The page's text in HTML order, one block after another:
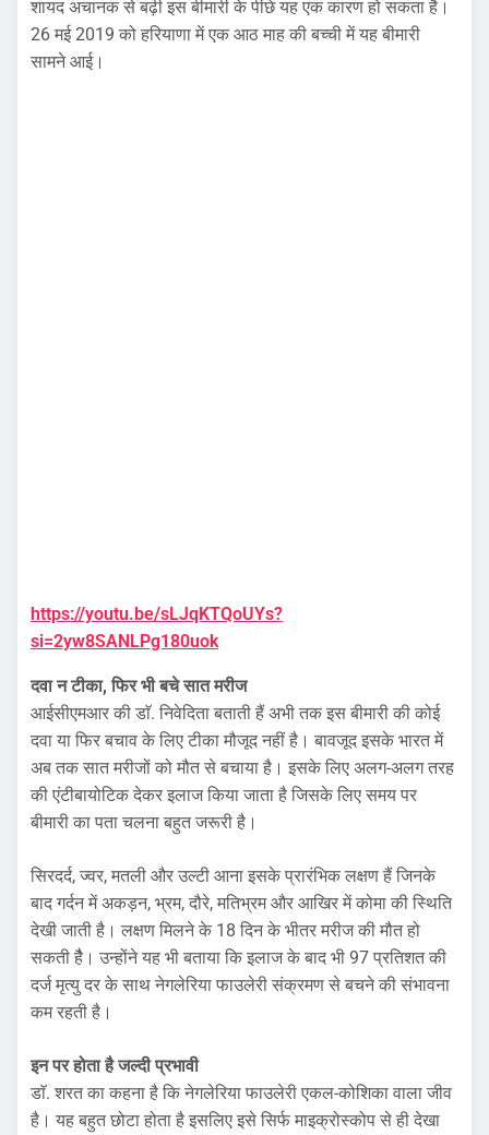
शायद अचानक से बढ़ी इस बीमारी के पीछे यह एक कारण हो सकता है।
26 मई 2019 को हरियाणा में एक आठ माह की बच्ची में यह बीमारी
सामने आई।
https://youtu.be/sLJqKTQoUYs?
si=2yw8SANLPg180uok
दवा न टीका, फिर भी बचे सात मरीज
आईसीएमआर की डाॅ. निवेदिता बताती हैं अभी तक इस बीमारी की कोई
दवा या फिर बचाव के लिए टीका मौजूद नहीं है। बावजूद इसके भारत में
अब तक सात मरीजों को मौत से बचाया है। इसके लिए अलग-अलग तरह
की एंटीबायोटिक देकर इलाज किया जाता है जिसके लिए समय पर
बीमारी का पता चलना बहुत जरूरी है।
सिरदर्द, ज्वर, मतली और उल्टी आना इसके प्रारंभिक लक्षण हैं जिनके
बाद गर्दन में अकड़न, भ्रम, दौरे, मतिभ्रम और आखिर में कोमा की स्थिति
देखी जाती है। लक्षण मिलने के 18 दिन के भीतर मरीज की मौत हो
सकती हैै। उन्होंने यह भी बताया कि इलाज के बाद भी 97 प्रतिशत की
दर्ज मृत्यु दर के साथ नेगलेरिया फाउलेरी संक्रमण से बचने की संभावना
कम रहती है।
इन पर होता है जल्दी प्रभावी
डाॅ. शरत का कहना है कि नेगलेरिया फाउलेरी एकल-कोशिका वाला जीव
है। यह बहुत छोटा होता है इसलिए इसे सिर्फ माइक्रोस्कोप से ही देखा